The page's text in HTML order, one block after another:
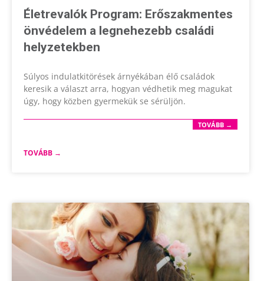
Életrevalók Program: Erőszakmentes
önvédelem a legnehezebb családi
helyzetekben
Súlyos indulatkitörések árnyékában élő családok
keresik a választ arra, hogyan védhetik meg magukat
úgy, hogy közben gyermekük se sérüljön.
TOVÁBB →
TOVÁBB →